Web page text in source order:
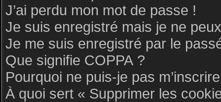
J’ai perdu mon mot de passe !
Je suis enregistré mais je ne
Je me suis enregistré par le
Que signifie COPPA ?
Pourquoi ne puis-je pas
À quoi sert « Supprimer les